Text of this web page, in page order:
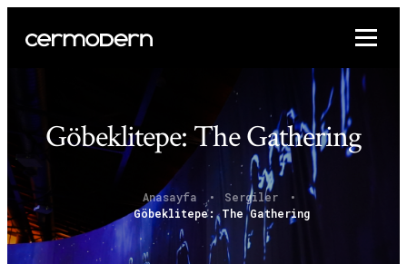
Göbeklitepe: The Gathering
Anasayfa
Sergiler
Göbeklitepe: The Gathering